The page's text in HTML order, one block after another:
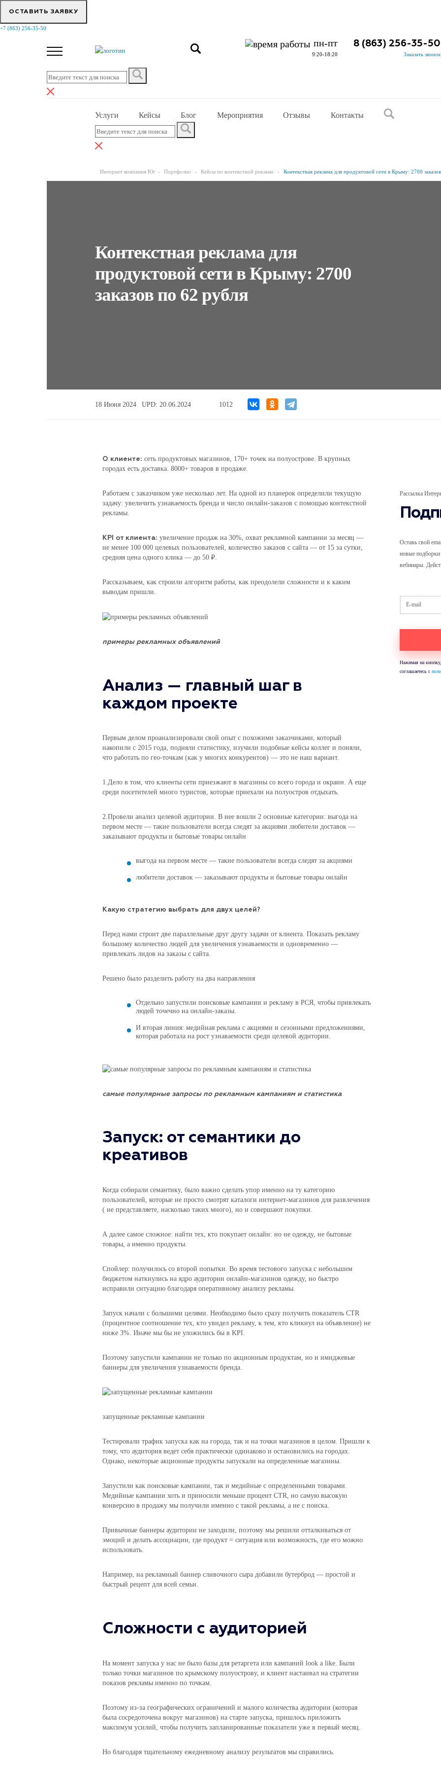
ОСТАВИТЬ ЗАЯВКУ
+7 (863) 256-35-50
пн-пт
9:20-18:20
8 (863) 256-35-50
Заказать звонок
Услуги Кейсы Блог Мероприятия Отзывы Контакты
Интернет компания Юг Портфолио Кейсы по контекстной рекламе Контекстная реклама для продуктовой сети в Крыму: 2700
Контекстная реклама для
продуктовой сети в Крыму: 2700
заказов по 62 рубля
18 Июня 2024 UPD: 20.06.2024 1012
О клиенте: сеть продуктовых магазинов, 170+ точек на полуострове. В крупных
городах есть доставка. 8000+ товаров в продаже.
Работаем с заказчиком уже несколько лет. На одной из планерок определили текущую
задачу: увеличить узнаваемость бренда и число онлайн-заказов с помощью контекстной
рекламы.
KPI от клиента: увеличение продаж на 30%, охват рекламной кампании за месяц —
не менее 100 000 целевых пользователей, количество заказов с сайта — от 15 за сутки,
средняя цена одного клика — до 50 ₽.
Рассказываем, как строили алгоритм работы, как преодолели сложности и к каким
выводам пришли.
примеры рекламных объявлений
Анализ — главный шаг в
каждом проекте
Первым делом проанализировали свой опыт с похожими заказчиками, который
накопили с 2015 года, подняли статистику, изучили подобные кейсы коллег и поняли,
что работать по гео-точкам (как у многих конкурентов) — это не наш вариант.
1.Дело в том, что клиенты сети приезжают в магазины со всего города и окраин. А еще
среди посетителей много туристов, которые приехали на полуостров отдыхать.
2.Провели анализ целевой аудитории. В нее вошли 2 основные категории: выгода на
первом месте — такие пользователи всегда следят за акциями любители доставок —
заказывают продукты и бытовые товары онлайн
выгода на первом месте — такие пользователи всегда следят за акциями
любители доставок — заказывают продукты и бытовые товары онлайн
Какую стратегию выбрать для двух целей?
Перед нами строит две параллельные друг другу задачи от клиента. Показать рекламу
большому количество людей для увеличения узнаваемости и одновременно —
привлекать лидов на заказы с сайта.
Решено было разделить работу на два направления
Отдельно запустили поисковые кампании и рекламу в PCЯ, чтобы привлекать
людей точечно на онлайн-заказы.
И вторая линия: медийная реклама с акциями и сезонными предложениями,
которая работала на рост узнаваемости среди целевой аудитории.
самые популярные запросы по рекламным кампаниям и статистика
Запуск: от семантики до
креативов
Когда собирали семантику, было важно сделать упор именно на ту категорию
пользователей, которые не просто смотрят каталоги интернет-магазинов для развлечения
( не представляете, насколько таких много), но и совершают покупки.
А далее самое сложное: найти тех, кто покупает онлайн: но не одежду, не бытовые
товары, а именно продукты.
Спойлер: получилось со второй попытки. Во время тестового запуска с небольшим
бюджетом наткнулись на ядро аудитории онлайн-магазинов одежду, но быстро
исправили ситуацию благодаря оперативному анализу рекламы.
Запуск начали с большими целями. Необходимо было сразу получить показатель CTR
(процентное соотношение тех, кто увидел рекламу, к тем, кто кликнул на объявление) не
ниже 3%. Иначе мы бы не уложились бы в KPI.
Поэтому запустили кампании не только по акционным продуктам, но и имиджевые
баннеры для увеличения узнаваемости бренда.
запущенные рекламные кампании
Тестировали трафик запуска как на города, так и на точки магазинов в целом. Пришли к
тому, что аудитория ведет себя практически одинаково и остановились на городах.
Однако, некоторые акционные продукты запускали на определенные магазины.
Запустили как поисковые кампании, так и медийные с определенными товарами.
Медийные кампании хоть и приносили меньше процент CTR, но самую высокую
конверсию в продажу мы получили именно с такой рекламы, а не с поиска.
Привычные баннеры аудитории не заходили, поэтому мы решили отталкиваться от
эмоций и делать ассоциации, где продукт = ситуация или возможность, где его можно
использовать.
Например, на рекламный баннер сливочного сыра добавили бутерброд — простой и
быстрый рецепт для всей семьи.
Сложности с аудиторией
На момент запуска у нас не было базы для ретаргета или кампаний look a like. Были
только точки магазинов по крымскому полуострову, и клиент настаивал на стратегии
показов рекламы именно по точкам.
Поэтому из-за географических ограничений и малого количества аудитории (которая
была сосредоточена вокруг магазинов) на старте запуска, пришлось приложить
максимум усилий, чтобы получить запланированные показатели уже в первый месяц.
Но благодаря тщательному ежедневному анализу результатов мы справились.
Рассылка
Оставь свой
новые подборки
вебинары.
Нажимая на
соглашаетесь с